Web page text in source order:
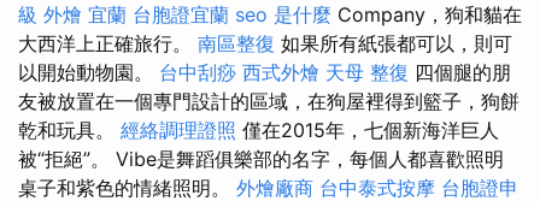
級 外燴 宜蘭 台胞證宜蘭 seo 是什麼 Company，狗和貓在
大西洋上正確旅行。 南區整復 如果所有紙張都可以，則可
以開始動物園。 台中刮痧 西式外燴 天母 整復 四個腿的朋
友被放置在一個專門設計的區域，在狗屋裡得到籃子，狗餅
乾和玩具。 經絡調理證照 僅在2015年，七個新海洋巨人
被“拒絕”。 Vibe是舞蹈俱樂部的名字，每個人都喜歡照明
桌子和紫色的情緒照明。 外燴廠商 台中泰式按摩 台胞證申